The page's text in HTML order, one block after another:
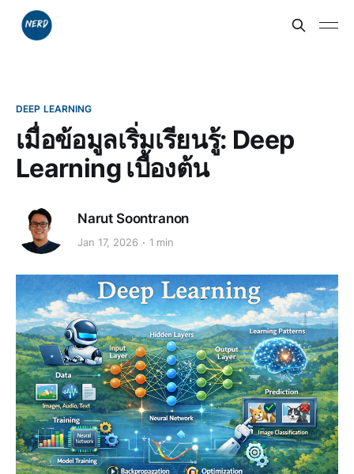
DEEP LEARNING
เมื่อข้อมูลเริ่มเรียนรู้: Deep
Learning เบื้องต้น
Narut Soontranon
Jan 17, 2026 1 min